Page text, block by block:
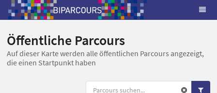
Öffentliche Parcours
Auf dieser Karte werden alle öffentlichen Parcours angezeigt,
die einen Startpunkt haben